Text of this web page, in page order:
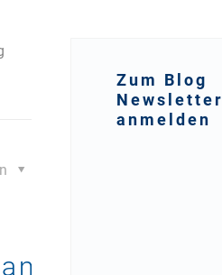
Zum Blog
Newsletter
anmelden